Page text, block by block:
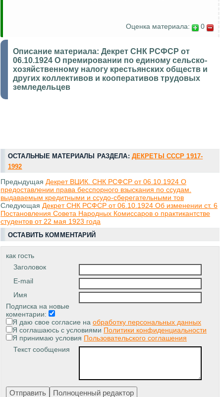
Оценка материала: 0
Описание материала: Декрет СНК РСФСР от
06.10.1924 О премировании по единому сельско-
хозяйственному налогу крестьянских обществ и
других коллективов и кооперативов трудовых
земледельцев
ОСТАЛЬНЫЕ МАТЕРИАЛЫ РАЗДЕЛА: ДЕКРЕТЫ СССР 1917-
1992
Предыдущая Декрет ВЦИК. СНК РСФСР от 06.10.1924 О
предоставлении права бесспорного взыскания по ссудам.
выдаваемым кредитными и ссудо-сберегательными тов
Следующая Декрет СНК РСФСР от 06.10.1924 Об изменении ст. 6
Постановления Совета Народных Комиссаров о практикантстве
студентов от 22 мая 1923 года
ОСТАВИТЬ КОММЕНТАРИЙ
как гость
Заголовок
E-mail
Имя
Подписка на новые
коментарии:
Я даю свое согласие на обработку персональных данных
Я соглашаюсь с условиями Политики конфиденциальности
Я принимаю условия Пользовательского соглашения
Текст сообщения